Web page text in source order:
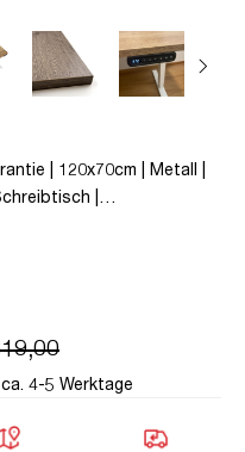
| 120x70cm | Metall |
|
Curved | Y-Line | bis zu
TÜV© mobiles Arbeiten |
|
4-5 Werktage